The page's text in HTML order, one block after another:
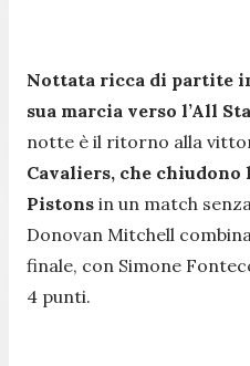
Nottata ricca di partite
sua marcia verso l’All
notte è il ritorno alla
Cavaliers, che
Pistons in un match
Donovan Mitchell
finale, con Simone
4 punti.